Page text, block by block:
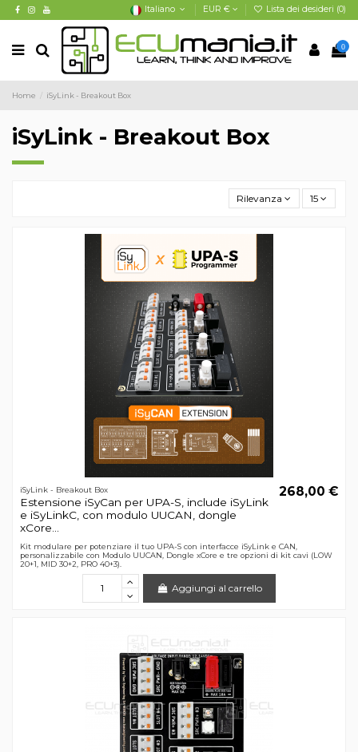
Italiano EUR € Lista dei desideri (0)
0
Home iSyLink - Breakout Box
iSyLink - Breakout Box
Rilevanza 15
iSyLink - Breakout Box
Estensione iSyCan per UPA-S, include iSyLink
e iSyLinkC, con modulo UUCAN, dongle
xCore...
268,00 €
Kit modulare per potenziare il tuo UPA-S con interfacce iSyLink e CAN,
personalizzabile con Modulo UUCAN, Dongle xCore e tre opzioni di kit cavi (LOW
20+1, MID 30+2, PRO 40+3).
Aggiungi al carrello